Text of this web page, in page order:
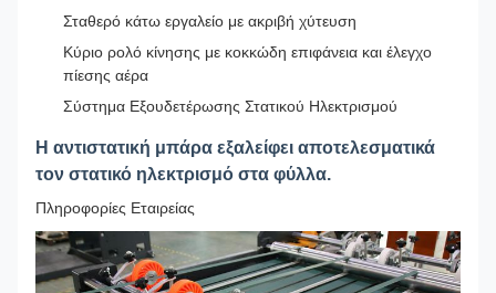
Σταθερό κάτω εργαλείο με ακριβή χύτευση
Κύριο ρολό κίνησης με κοκκώδη επιφάνεια και έλεγχο
πίεσης αέρα
Σύστημα Εξουδετέρωσης Στατικού Ηλεκτρισμού
Η αντιστατική μπάρα εξαλείφει αποτελεσματικά
τον στατικό ηλεκτρισμό στα φύλλα.
Πληροφορίες Εταιρείας